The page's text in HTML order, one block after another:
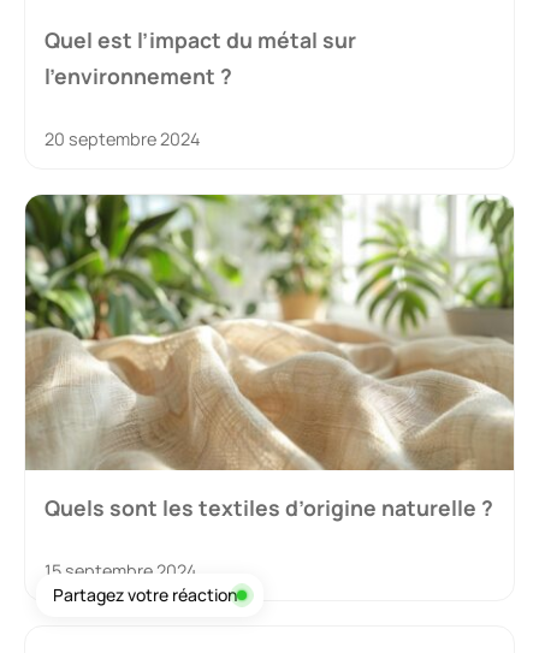
Quel est l’impact du métal sur
l’environnement ?
20 septembre 2024
Quels sont les textiles d’origine naturelle ?
15 septembre 2024
Partagez votre réaction